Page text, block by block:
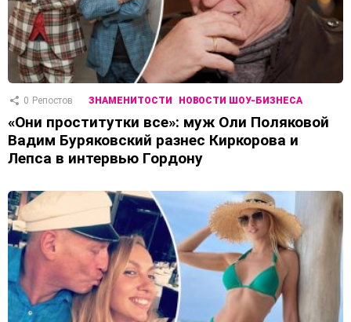
0 Репостов ЗНАМЕНИТОСТИ НОВОСТИ ШОУ-БИЗНЕСА
«Они проститутки все»: муж Оли Поляковой
Вадим Буряковский разнес Киркорова и
Лепса в интервью Гордону